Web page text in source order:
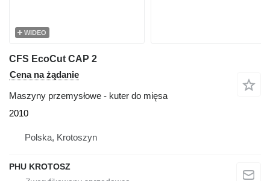
WIDEO
CFS EcoCut CAP 2
Cena na żądanie
Maszyny przemysłowe - kuter do mięsa
2010
Polska, Krotoszyn
PHU KROTOSZ